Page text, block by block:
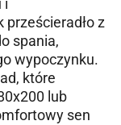
i
z
spania,
wypoczynku.
które
lub
sen